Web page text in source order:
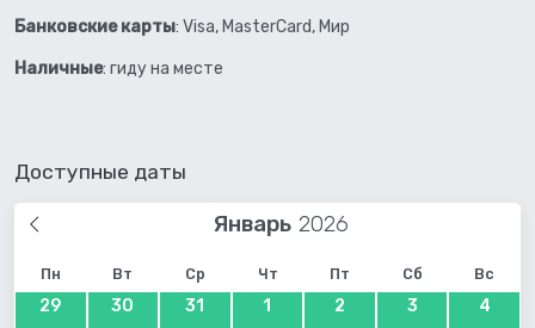
Банковские карты: Visa, MasterCard, Мир
Наличные: гиду на месте
Доступные даты
Январь
Пн Вт Ср Чт Пт Сб Вс
29 30 31 1 2 3 4